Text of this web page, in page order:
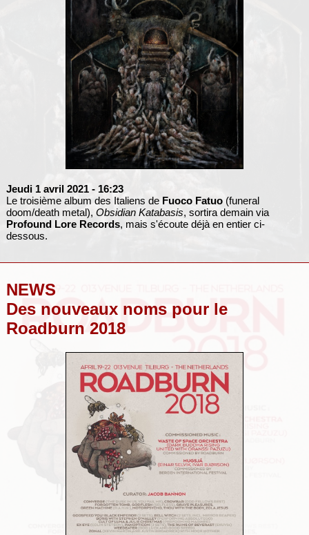
Jeudi 1 avril 2021 - 16:23
Le troisième album des Italiens de Fuoco Fatuo(funeral
doom/death metal), Obsidian Katabasis, sortira demain via
Profound Lore Records, mais s'écoute déjà en entier ci-
dessous.
NEWS
Des nouveaux noms pour le
Roadburn 2018